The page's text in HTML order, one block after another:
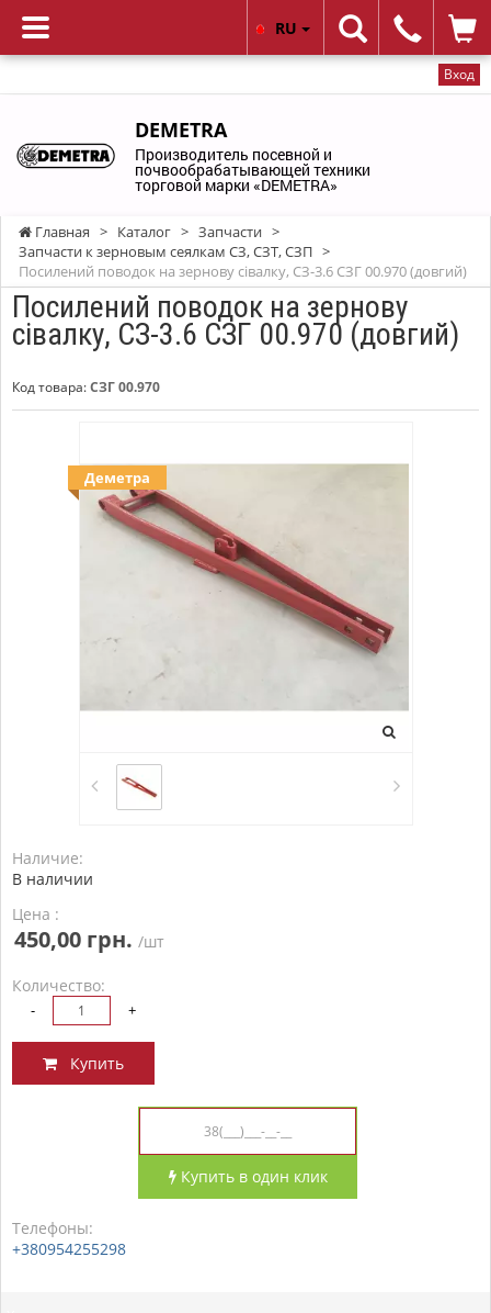
Вход
RU
DEMETRA
Производитель посевной и
почвообрабатывающей техники
торговой марки «DEMETRA»
Главная > Каталог > Запчасти >
Запчасти к зерновым сеялкам СЗ, СЗТ, СЗП >
Посилений поводок на зернову сівалку, СЗ-3.6 СЗГ 00.970 (довгий)
Посилений поводок на зернову
сівалку, СЗ-3.6 СЗГ 00.970 (довгий)
Код товара:СЗГ 00.970
Деметра
Наличие:
В наличии
Цена :
450,00 грн. /шт
Количество:
- +
Купить
Купить в один клик
Телефоны:
+380954255298